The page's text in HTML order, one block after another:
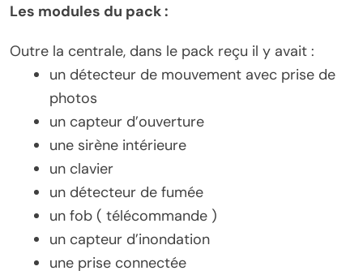
Les modules du pack :
Outre la centrale, dans le pack reçu il y avait :
un détecteur de mouvement avec prise de
photos
un capteur d’ouverture
une sirène intérieure
un clavier
un détecteur de fumée
un fob ( télécommande )
un capteur d’inondation
une prise connectée